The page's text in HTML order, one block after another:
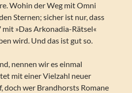
Wohin der Weg mit Omni
Sternen; sicher ist nur, dass
»Das Arkonadia-Rätsel«
wird. Und das ist gut so.
nennen wir es einmal
mit einer Vielzahl neuer
doch wer Brandhorsts Romane